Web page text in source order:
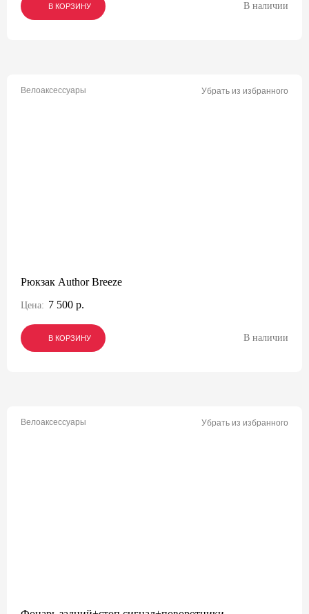
В КОРЗИНУ
В КОРЗИНУ
В КОРЗИНУ В наличии
Велоаксессуары Убрать из избранного
Рюкзак Author Breeze
Цена: 7 500 р.
В КОРЗИНУ
В КОРЗИНУ
В КОРЗИНУ В наличии
Велоаксессуары Убрать из избранного